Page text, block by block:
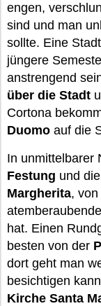
engen,
sind und man
sollte. Eine
jüngere
anstrengend
über die Stadt
Cortona
Duomo auf die
In unmittelbarer
Festung und die
Margherita,
hat. Einen
besten von der
dort geht man
besichtigen
Kirche Santa